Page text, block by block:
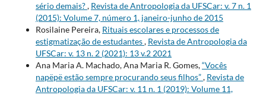
sério demais?, Revista de Antropologia da UFSCar: v. 7 n. 1
(2015): Volume 7, número 1, janeiro-junho de 2015
Rosilaine Pereira, Rituais escolares e processos de
estigmatização de estudantes, Revista de Antropologia da
UFSCar: v. 13 n. 2 (2021): 13 v.2 2021
Ana Maria A. Machado, Ana Maria R. Gomes,“Vocês
napëpë estão sempre procurando seus filhos”, Revista de
Antropologia da UFSCar: v. 11 n. 1 (2019): Volume 11,